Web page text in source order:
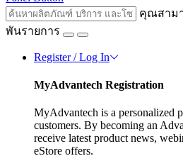
คุณสาม
พันรายการ
Register / Log In
MyAdvantech Registration
MyAdvantech is a personalized
customers. By becoming an
receive latest product news,
eStore offers.